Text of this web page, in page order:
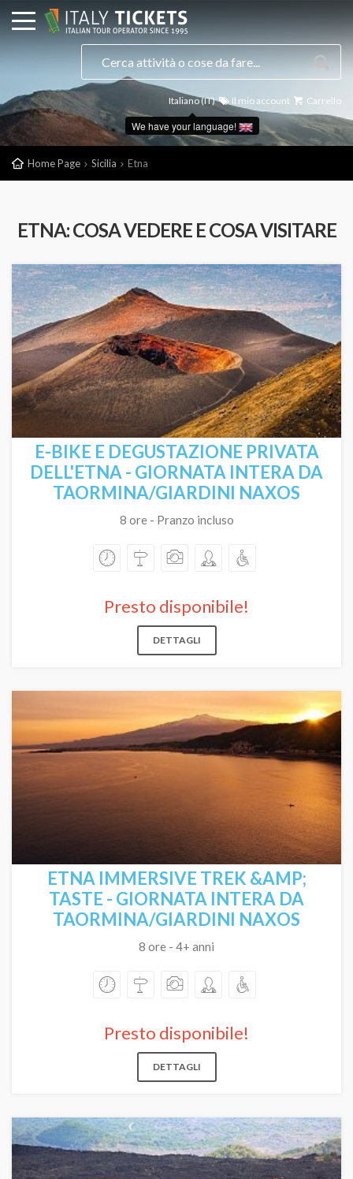
Italiano (IT)
We have your language!
Il mio account Carrello
Home Page Sicilia Etna
ETNA: COSA VEDERE E COSA VISITARE
E-BIKE E DEGUSTAZIONE PRIVATA
DELL'ETNA - GIORNATA INTERA DA
TAORMINA/GIARDINI NAXOS
8 ore - Pranzo incluso
Presto disponibile!
DETTAGLI
ETNA IMMERSIVE TREK &AMP;
TASTE - GIORNATA INTERA DA
TAORMINA/GIARDINI NAXOS
8 ore - 4+ anni
Presto disponibile!
DETTAGLI